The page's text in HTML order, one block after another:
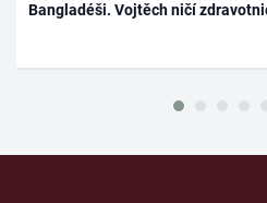
Bangladéši. Vojtěch ničí